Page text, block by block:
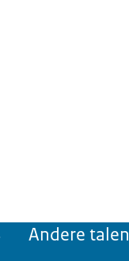
Andere talen